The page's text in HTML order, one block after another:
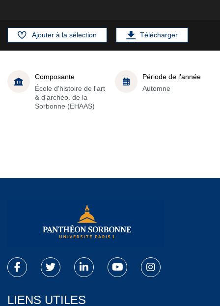
Ajouter à la sélection Télécharger
Composante
École d'histoire de l'art
& d'archéo. de la
Sorbonne (EHAAS)
Période de l'année
Automne
LIENS UTILES